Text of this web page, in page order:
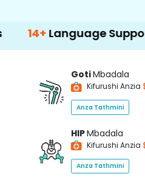
Language Support
GotiMbadala
Kifurushi Anzia
Anza Tathmini
HIPMbadala
Kifurushi Anzia
Anza Tathmini